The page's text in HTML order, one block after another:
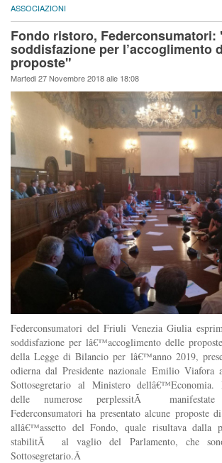
ASSOCIAZIONI
Fondo ristoro, Federconsumatori:
soddisfazione per l’accoglimento
proposte"
Martedi 27 Novembre 2018 alle 18:08
Federconsumatori del Friuli Venezia Giulia
soddisfazione per lâ€™accoglimento delle
della Legge di Bilancio per lâ€™anno 2019,
odierna dal Presidente nazionale Emilio
Sottosegretario al Ministero dellâ€™Economia.
delle numerose perplessitÃ
Federconsumatori ha presentato alcune proposte
allâ€™assetto del Fondo, quale risultava dalla
stabilitÃ al vaglio del Parlamento, che
Sottosegretario.Â